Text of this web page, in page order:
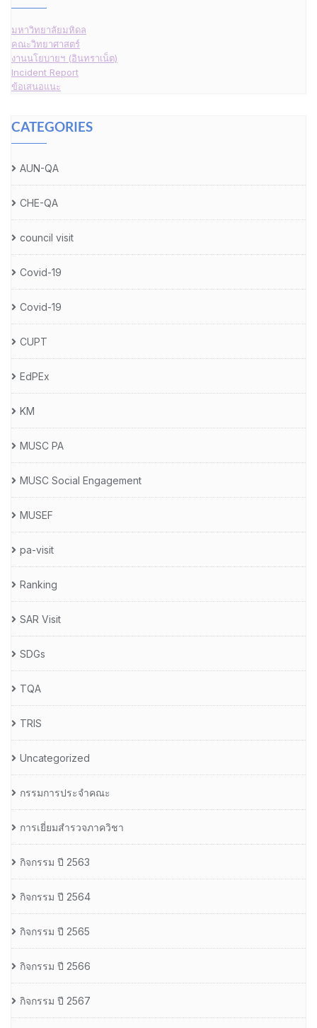
มหาวิทยาลัยมหิดล
คณะวิทยาศาสตร์
งานนโยบายฯ (อินทราเน็ต)
Incident Report
ข้อเสนอแนะ
CATEGORIES
AUN-QA
CHE-QA
council visit
Covid-19
Covid-19
CUPT
EdPEx
KM
MUSC PA
MUSC Social Engagement
MUSEF
pa-visit
Ranking
SAR Visit
SDGs
TQA
TRIS
Uncategorized
กรรมการประจำคณะ
การเยี่ยมสำรวจภาควิชา
กิจกรรม ปี 2563
กิจกรรม ปี 2564
กิจกรรม ปี 2565
กิจกรรม ปี 2566
กิจกรรม ปี 2567